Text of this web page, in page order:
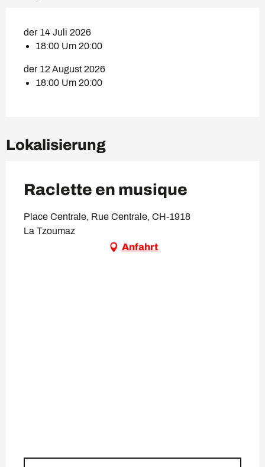
der 14 Juli 2026
18:00 Um 20:00
der 12 August 2026
18:00 Um 20:00
Lokalisierung
Raclette en musique
Place Centrale, Rue Centrale, CH-1918
La Tzoumaz
Anfahrt